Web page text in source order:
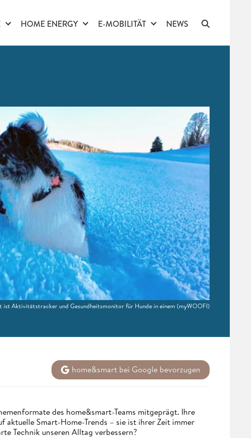
HOME ENERGY E-MOBILITÄT NEWS
Aktivitätstracker und Gesundheitsmonitor für Hunde in einem (myWOOFI)
home&smart bei Google bevorzugen
des home&smart-Teams mitgeprägt. Ihre
aktuelle Smart-Home-Trends – sie ist ihrer Zeit immer
Technik unseren Alltag verbessern?